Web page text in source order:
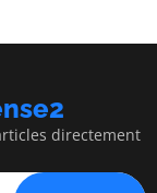
directement